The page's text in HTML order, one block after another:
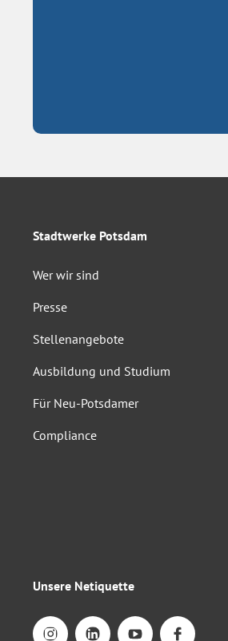
Stadtwerke Potsdam
Wer wir sind
Presse
Stellenangebote
Ausbildung und Studium
Für Neu-Potsdamer
Compliance
Unsere Netiquette